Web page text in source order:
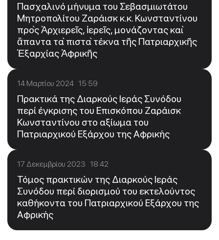
Πασχαλινό μήνυμα του Σεβασμιωτάτου
Μητροπολίτου Ζαράισκ κ.κ. Κωνσταντίνου
πρὸς Ἀρχιερεῖς, ἱερεῖς, μονάζοντας καὶ
ἅπαντα τὰ πιστὰ τέκνα τῆς Πατριαρχικῆς
Ἐξαρχίας Ἀφρικῆς
14 Μαρτίου 2024 15:59
Πρακτικά της Διαρκούς Ιεράς Συνόδου
περί έγκρισης του Επισκόπου Ζαράισκ
Κωνσταντίνου στο αξίωμα του
Πατριαρχικού Εξάρχου της Αφρικής
17 Δεκεμβρίου 2023 18:42
Τόμος πρακτικών της Διαρκούς Ιεράς
Συνόδου περί διορισμού του εκτελούντος
καθήκοντα του Πατριαρχικού Εξάρχου της
Αφρικής